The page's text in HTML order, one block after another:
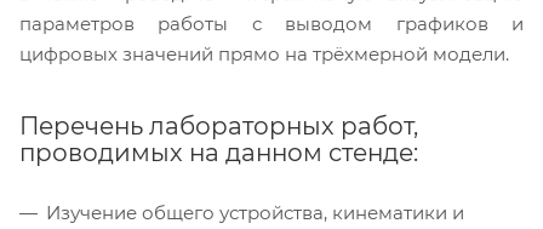
параметров работы с выводом графиков и
цифровых значений прямо на трёхмерной модели.
Перечень лабораторных работ,
проводимых на данном стенде:
Изучение общего устройства, кинематики и